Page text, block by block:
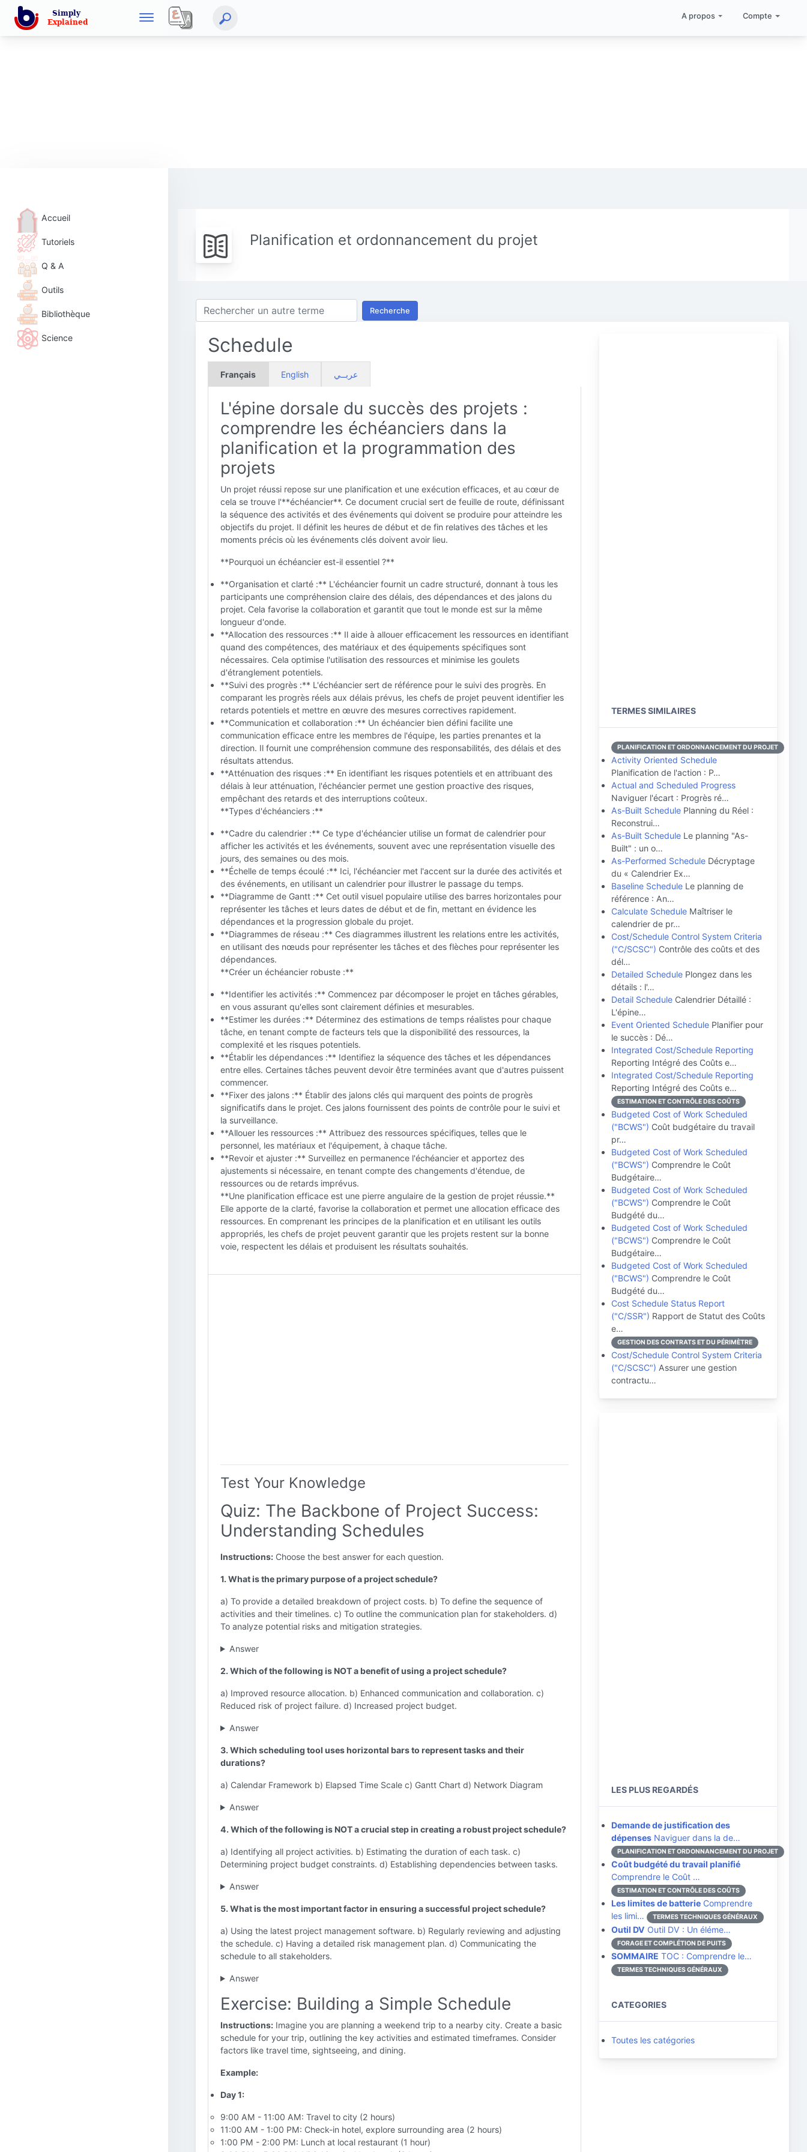
A propos Compte
Accueil
Tutoriels
Q & A
Outils
Bibliothèque
Science
Planification et ordonnancement du projet
Recherche
Schedule
Français English عربــي
L'épine dorsale du succès des projets :
comprendre les échéanciers dans la
planification et la programmation des
projets
Un projet réussi repose sur une planification et une exécution efficaces, et au cœur de
cela se trouve l'**échéancier**. Ce document crucial sert de feuille de route, définissant
la séquence des activités et des événements qui doivent se produire pour atteindre les
objectifs du projet. Il définit les heures de début et de fin relatives des tâches et les
moments précis où les événements clés doivent avoir lieu.
**Pourquoi un échéancier est-il essentiel ?**
**Organisation et clarté :** L'échéancier fournit un cadre structuré, donnant à tous les
participants une compréhension claire des délais, des dépendances et des jalons du
projet. Cela favorise la collaboration et garantit que tout le monde est sur la même
longueur d'onde.
**Allocation des ressources :** Il aide à allouer efficacement les ressources en identifiant
quand des compétences, des matériaux et des équipements spécifiques sont
nécessaires. Cela optimise l'utilisation des ressources et minimise les goulets
d'étranglement potentiels.
**Suivi des progrès :** L'échéancier sert de référence pour le suivi des progrès. En
comparant les progrès réels aux délais prévus, les chefs de projet peuvent identifier les
retards potentiels et mettre en œuvre des mesures correctives rapidement.
**Communication et collaboration :** Un échéancier bien défini facilite une
communication efficace entre les membres de l'équipe, les parties prenantes et la
direction. Il fournit une compréhension commune des responsabilités, des délais et des
résultats attendus.
**Atténuation des risques :** En identifiant les risques potentiels et en attribuant des
délais à leur atténuation, l'échéancier permet une gestion proactive des risques,
empêchant des retards et des interruptions coûteux.
**Types d'échéanciers :**
**Cadre du calendrier :** Ce type d'échéancier utilise un format de calendrier pour
afficher les activités et les événements, souvent avec une représentation visuelle des
jours, des semaines ou des mois.
**Échelle de temps écoulé :** Ici, l'échéancier met l'accent sur la durée des activités et
des événements, en utilisant un calendrier pour illustrer le passage du temps.
**Diagramme de Gantt :** Cet outil visuel populaire utilise des barres horizontales pour
représenter les tâches et leurs dates de début et de fin, mettant en évidence les
dépendances et la progression globale du projet.
**Diagrammes de réseau :** Ces diagrammes illustrent les relations entre les activités,
en utilisant des nœuds pour représenter les tâches et des flèches pour représenter les
dépendances.
**Créer un échéancier robuste :**
**Identifier les activités :** Commencez par décomposer le projet en tâches gérables,
en vous assurant qu'elles sont clairement définies et mesurables.
**Estimer les durées :** Déterminez des estimations de temps réalistes pour chaque
tâche, en tenant compte de facteurs tels que la disponibilité des ressources, la
complexité et les risques potentiels.
**Établir les dépendances :** Identifiez la séquence des tâches et les dépendances
entre elles. Certaines tâches peuvent devoir être terminées avant que d'autres puissent
commencer.
**Fixer des jalons :** Établir des jalons clés qui marquent des points de progrès
significatifs dans le projet. Ces jalons fournissent des points de contrôle pour le suivi et
la surveillance.
**Allouer les ressources :** Attribuez des ressources spécifiques, telles que le
personnel, les matériaux et l'équipement, à chaque tâche.
**Revoir et ajuster :** Surveillez en permanence l'échéancier et apportez des
ajustements si nécessaire, en tenant compte des changements d'étendue, de
ressources ou de retards imprévus.
**Une planification efficace est une pierre angulaire de la gestion de projet réussie.**
Elle apporte de la clarté, favorise la collaboration et permet une allocation efficace des
ressources. En comprenant les principes de la planification et en utilisant les outils
appropriés, les chefs de projet peuvent garantir que les projets restent sur la bonne
voie, respectent les délais et produisent les résultats souhaités.
Test Your Knowledge
Quiz: The Backbone of Project Success:
Understanding Schedules
Instructions: Choose the best answer for each question.
1. What is the primary purpose of a project schedule?
a) To provide a detailed breakdown of project costs. b) To define the sequence of
activities and their timelines. c) To outline the communication plan for stakeholders. d)
To analyze potential risks and mitigation strategies.
Answer
2. Which of the following is NOT a benefit of using a project schedule?
a) Improved resource allocation. b) Enhanced communication and collaboration. c)
Reduced risk of project failure. d) Increased project budget.
Answer
3. Which scheduling tool uses horizontal bars to represent tasks and their
durations?
a) Calendar Framework b) Elapsed Time Scale c) Gantt Chart d) Network Diagram
Answer
4. Which of the following is NOT a crucial step in creating a robust project schedule?
a) Identifying all project activities. b) Estimating the duration of each task. c)
Determining project budget constraints. d) Establishing dependencies between tasks.
Answer
5. What is the most important factor in ensuring a successful project schedule?
a) Using the latest project management software. b) Regularly reviewing and adjusting
the schedule. c) Having a detailed risk management plan. d) Communicating the
schedule to all stakeholders.
Answer
Exercise: Building a Simple Schedule
Instructions: Imagine you are planning a weekend trip to a nearby city. Create a basic
schedule for your trip, outlining the key activities and estimated timeframes. Consider
factors like travel time, sightseeing, and dining.
Example:
Day 1:
9:00 AM - 11:00 AM: Travel to city (2 hours)
11:00 AM - 1:00 PM: Check-in hotel, explore surrounding area (2 hours)
1:00 PM - 2:00 PM: Lunch at local restaurant (1 hour)
TERMES SIMILAIRES
PLANIFICATION ET ORDONNANCEMENT DU PROJET
Activity Oriented Schedule
Planification de l'action : P…
Actual and Scheduled Progress
Naviguer l'écart : Progrès ré…
As-Built Schedule Planning du Réel :
Reconstrui…
As-Built Schedule Le planning "As-
Built" : un o…
As-Performed Schedule Décryptage
du « Calendrier Ex…
Baseline Schedule Le planning de
référence : An…
Calculate Schedule Maîtriser le
calendrier de pr…
Cost/Schedule Control System Criteria
("C/SCSC") Contrôle des coûts et des
dél…
Detailed Schedule Plongez dans les
détails : l'…
Detail Schedule Calendrier Détaillé :
L'épine…
Event Oriented Schedule Planifier pour
le succès : Dé…
Integrated Cost/Schedule Reporting
Reporting Intégré des Coûts e…
Integrated Cost/Schedule Reporting
Reporting Intégré des Coûts e…
ESTIMATION ET CONTRÔLE DES COÛTS
Budgeted Cost of Work Scheduled
("BCWS") Coût budgétaire du travail
pr…
Budgeted Cost of Work Scheduled
("BCWS") Comprendre le Coût
Budgétaire…
Budgeted Cost of Work Scheduled
("BCWS") Comprendre le Coût
Budgété du…
Budgeted Cost of Work Scheduled
("BCWS") Comprendre le Coût
Budgétaire…
Budgeted Cost of Work Scheduled
("BCWS") Comprendre le Coût
Budgété du…
Cost Schedule Status Report
("C/SSR") Rapport de Statut des Coûts
e…
GESTION DES CONTRATS ET DU PÉRIMÈTRE
Cost/Schedule Control System Criteria
("C/SCSC") Assurer une gestion
contractu…
LES PLUS REGARDÉS
Demande de justification des
dépenses Naviguer dans la de…
PLANIFICATION ET ORDONNANCEMENT DU PROJET
Coût budgété du travail planifié
Comprendre le Coût …
ESTIMATION ET CONTRÔLE DES COÛTS
Les limites de batterie Comprendre
les limi…
TERMES TECHNIQUES GÉNÉRAUX
Outil DV Outil DV : Un éléme…
FORAGE ET COMPLÉTION DE PUITS
SOMMAIRE TOC : Comprendre le…
TERMES TECHNIQUES GÉNÉRAUX
CATEGORIES
Toutes les catégories